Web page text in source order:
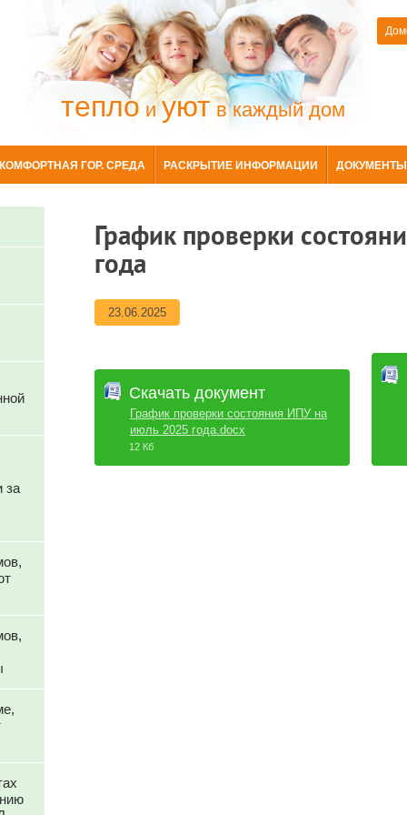
тепло иуютв каждый дом
КОМФОРТНАЯ ГОР. СРЕДА РАСКРЫТИЕ ИНФОРМАЦИИ ДОКУМЕНТЫ
График проверки
года
23.06.2025
Скачать документ
График проверки состояния ИПУ на
июль 2025 года.docx
12 Кб
за